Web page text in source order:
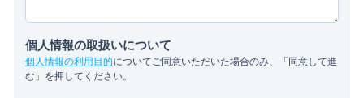
個人情報の取扱いについて
個人情報の利用目的についてご同意いただいた場合のみ、「同意して進
む」を押してください。